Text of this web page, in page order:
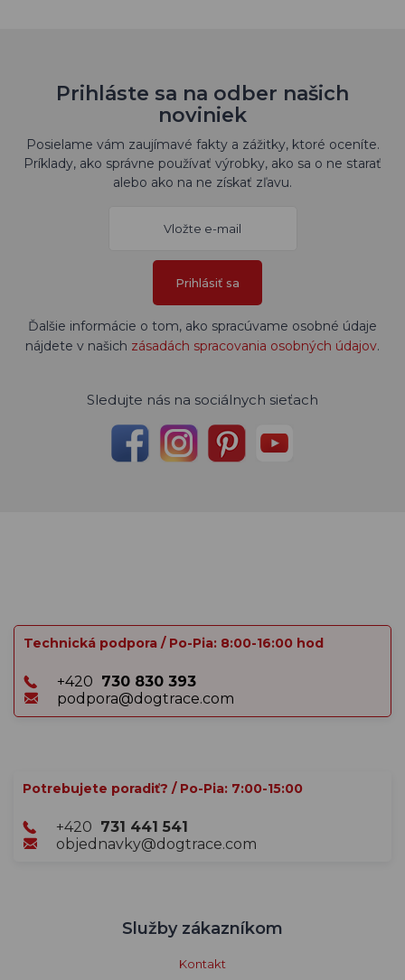
Prihláste sa na odber našich
noviniek
Posielame vám zaujímavé fakty a zážitky, ktoré oceníte.
Príklady, ako správne používať výrobky, ako sa o ne starať
alebo ako na ne získať zľavu.
Prihlásiť sa
Ďalšie informácie o tom, ako spracúvame osobné údaje
nájdete v našich zásadách spracovania osobných údajov.
Sledujte nás na sociálnych sieťach
Technická podpora / Po-Pia: 8:00-16:00 hod
+420 730 830 393
podpora@dogtrace.com
Potrebujete poradiť? / Po-Pia: 7:00-15:00
+420 731 441 541
objednavky@dogtrace.com
Služby zákazníkom
Kontakt